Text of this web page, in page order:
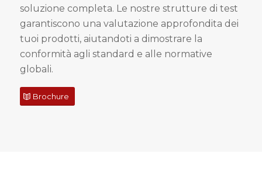
soluzione completa. Le nostre strutture di test
garantiscono una valutazione approfondita dei
tuoi prodotti, aiutandoti a dimostrare la
conformità agli standard e alle normative
globali.
Brochure